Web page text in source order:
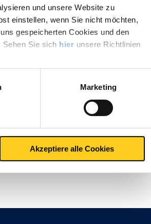
und unsere Website zu
einstellen, wenn Sie nicht möchten,
gespeicherten Cookies und den
Sehen Sie sich hier unsere Richtlinien
Marketing
Akzeptiere alle Cookies